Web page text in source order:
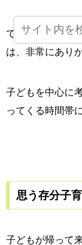
ですから子ども
は、非常にあり
子どもを中心に
ってくる時間帯
思う存分子
子どもが帰って